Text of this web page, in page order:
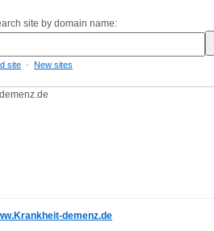
site by domain name:
site - New sites
demenz.de